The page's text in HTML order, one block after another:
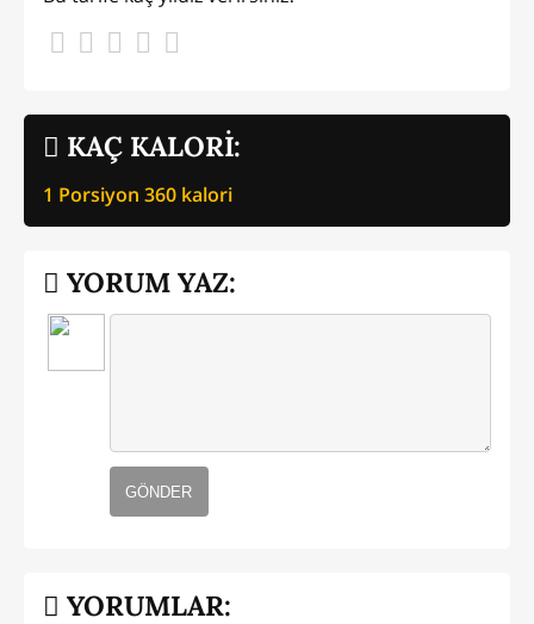
KAÇ KALORİ:
1 Porsiyon 360 kalori
YORUM YAZ:
GÖNDER
YORUMLAR: